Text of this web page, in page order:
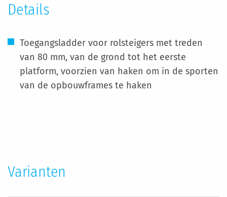
Details
Toegangsladder voor rolsteigers met treden
van 80 mm, van de grond tot het eerste
platform, voorzien van haken om in de sporten
van de opbouwframes te haken
Varianten